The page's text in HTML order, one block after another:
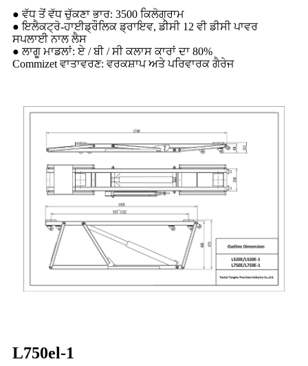
● ਵੱਧ ਤੋਂ ਵੱਧ ਚੁੱਕਣਾ ਭਾਰ: 3500 ਕਿਲੋਗ੍ਰਾਮ
● ਇਲੈਕਟ੍ਰੋ-ਹਾਈਡ੍ਰੌਲਿਕ ਡ੍ਰਾਇਵ, ਡੀਸੀ 12 ਵੀ ਡੀਸੀ ਪਾਵਰ
ਸਪਲਾਈ ਨਾਲ ਲੈਸ
● ਲਾਗੂ ਮਾਡਲਾਂ: ਏ / ਬੀ / ਸੀ ਕਲਾਸ ਕਾਰਾਂ ਦਾ 80%
Commizet ਵਾਤਾਵਰਣ: ਵਰਕਸ਼ਾਪ ਅਤੇ ਪਰਿਵਾਰਕ ਗੈਰੇਜ
L750el-1